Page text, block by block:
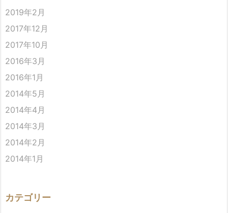
2019年2月
2017年12月
2017年10月
2016年3月
2016年1月
2014年5月
2014年4月
2014年3月
2014年2月
2014年1月
カテゴリー